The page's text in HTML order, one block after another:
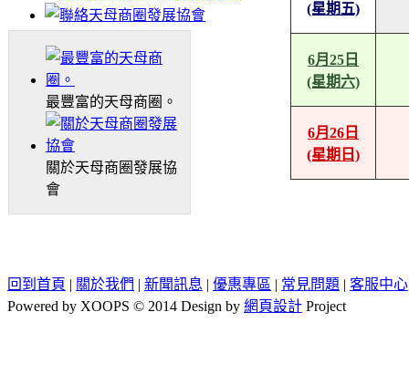
最豐富的天母商圈。
關於天母商圈發展協
會
(星期五)
6月25日
(星期六)
6月26日
(星期日)
回到首頁 | 關於我們 | 新聞訊息 | 優惠專區 | 常見問題 | 客服中心
Powered by XOOPS © 2014 Design by 網頁設計 Project